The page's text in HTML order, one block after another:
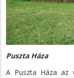
Puszta Háza
A Puszta Háza az